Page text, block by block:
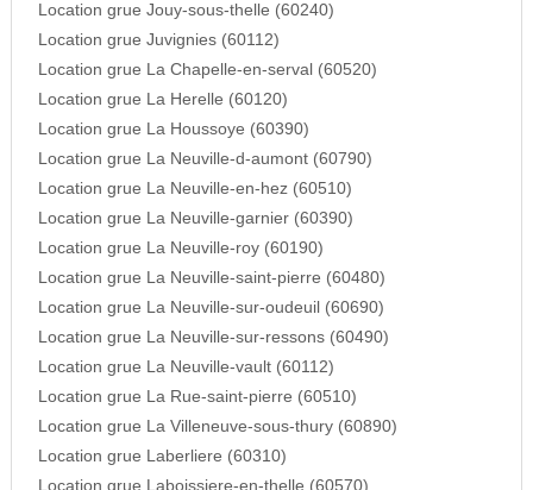
Location grue Jouy-sous-thelle (60240)
Location grue Juvignies (60112)
Location grue La Chapelle-en-serval (60520)
Location grue La Herelle (60120)
Location grue La Houssoye (60390)
Location grue La Neuville-d-aumont (60790)
Location grue La Neuville-en-hez (60510)
Location grue La Neuville-garnier (60390)
Location grue La Neuville-roy (60190)
Location grue La Neuville-saint-pierre (60480)
Location grue La Neuville-sur-oudeuil (60690)
Location grue La Neuville-sur-ressons (60490)
Location grue La Neuville-vault (60112)
Location grue La Rue-saint-pierre (60510)
Location grue La Villeneuve-sous-thury (60890)
Location grue Laberliere (60310)
Location grue Laboissiere-en-thelle (60570)